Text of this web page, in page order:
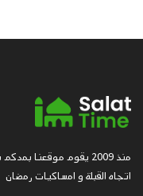
منذ 2009 يقوم موقعنا
اتجاه القبلة و امساكيات رمضان